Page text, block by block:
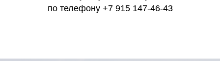
по телефону +7 915 147-46-43